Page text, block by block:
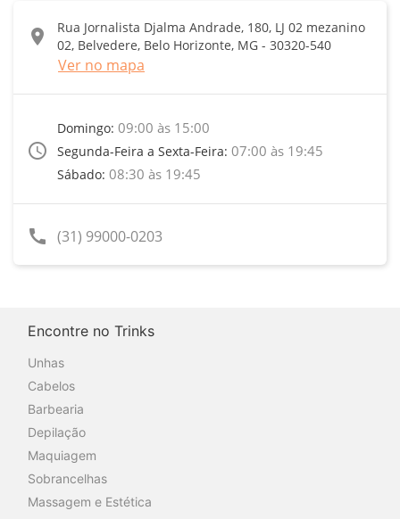
location_on
Rua Jornalista Djalma Andrade, 180, LJ 02 mezanino
02, Belvedere, Belo Horizonte, MG - 30320-540
Ver no mapa
access_time
Domingo: 09:00 às 15:00
Segunda-Feira a Sexta-Feira: 07:00 às 19:45
Sábado: 08:30 às 19:45
call (31) 99000-0203
Encontre no Trinks
Unhas
Cabelos
Barbearia
Depilação
Maquiagem
Sobrancelhas
Massagem e Estética